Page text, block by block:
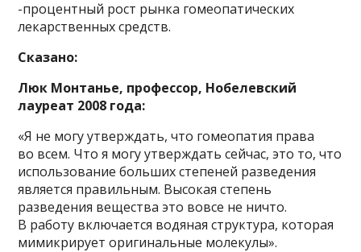
-процентный рост рынка гомеопатических
лекарственных средств.
Сказано:
Люк Монтанье, профессор, Нобелевский
лауреат 2008 года:
«Я не могу утверждать, что гомеопатия права
во всем. Что я могу утверждать сейчас, это то, что
использование больших степеней разведения
является правильным. Высокая степень
разведения вещества это вовсе не ничто.
В работу включается водяная структура, которая
мимикрирует оригинальные молекулы».